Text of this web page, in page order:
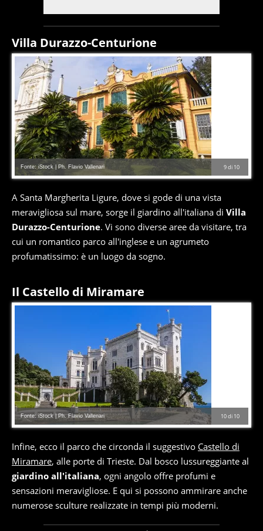
Villa Durazzo-Centurione
9di 10
Fonte: iStock | Ph. Flavio Vallenari
A Santa Margherita Ligure, dove si gode di una vista
meravigliosa sul mare, sorge il giardino all'italiana di Villa
Durazzo-Centurione. Vi sono diverse aree da visitare, tra
cui un romantico parco all'inglese e un agrumeto
profumatissimo: è un luogo da sogno.
Il Castello di Miramare
10di 10
Fonte: iStock | Ph. Flavio Vallenari
Infine, ecco il parco che circonda il suggestivo Castello di
Miramare, alle porte di Trieste. Dal bosco lussureggiante al
giardino all'italiana, ogni angolo offre profumi e
sensazioni meravigliose. E qui si possono ammirare anche
numerose sculture realizzate in tempi più moderni.